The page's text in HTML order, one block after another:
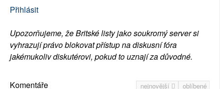
Přihlásit
Upozorňujeme, že Britské listy jako soukromý server si
vyhrazují právo blokovat přístup na diskusní fóra
jakémukoliv diskutérovi, pokud to uznají za důvodné.
nejnovější oblíbené
Komentáře